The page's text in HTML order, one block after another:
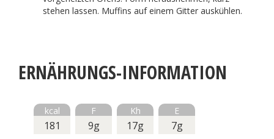
stehen lassen. Muffins auf einem Gitter auskühlen.
ERNÄHRUNGS-INFORMATION
kcal
181
F
9g
Kh
17g
E
7g